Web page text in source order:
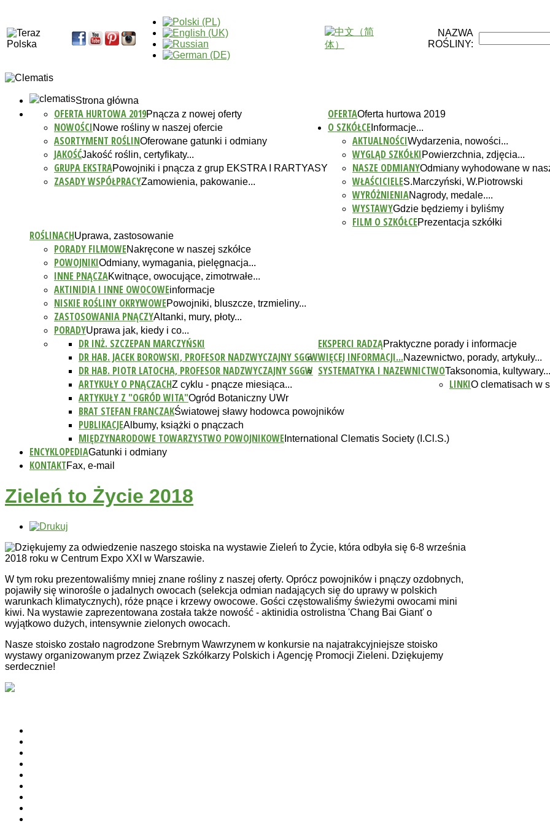
NAZWA
ROŚLINY:
Strona główna
OFERTAOferta hurtowa 2019
OFERTA HURTOWA 2019Pnącza z nowej oferty
NOWOŚCINowe rośliny w naszej ofercie
ASORTYMENT ROŚLINOferowane gatunki i odmiany
JAKOŚĆJakość roślin, certyfikaty...
GRUPA EKSTRAPowojniki i pnącza z grup EKSTRA I RARTYASY
ZASADY WSPÓŁPRACYZamowienia, pakowanie...
O SZKÓŁCE Informacje...
AKTUALNOŚCIWydarzenia, nowości...
WYGLĄD SZKÓŁKIPowierzchnia, zdjęcia...
NASZE ODMIANYOdmiany wyhodowane w
WŁAŚCICIELES.Marczyński, W.Piotrowski
WYRÓŻNIENIANagrody, medale....
WYSTAWYGdzie będziemy i byliśmy
FILM O SZKÓŁCEPrezentacja szkółki
ROŚLINACHUprawa, zastosowanie
PORADY FILMOWENakręcone w naszej szkółce
POWOJNIKIOdmiany, wymagania, pielęgnacja...
INNE PNĄCZAKwitnące, owocujące, zimotrwałe...
AKTINIDIA I INNE OWOCOWEinformacje
NISKIE ROŚLINY OKRYWOWEPowojniki, bluszcze, trzmieliny...
ZASTOSOWANIA PNĄCZYAltanki, mury, płoty...
PORADYUprawa jak, kiedy i co...
EKSPERCI RADZĄPraktyczne porady i informacje
DR INŻ. SZCZEPAN MARCZYŃSKI
DR HAB. JACEK BOROWSKI, PROFESOR NADZWYCZAJNY SGGW
DR HAB. PIOTR LATOCHA, PROFESOR NADZWYCZAJNY SGGW
WIĘCEJ INFORMACJI...Nazewnictwo, porady, artykuły...
ARTYKUŁY O PNĄCZACHZ cyklu - pnącze miesiąca...
ARTYKUŁY Z "OGRÓD WITA"Ogród Botaniczny UWr
BRAT STEFAN FRANCZAKŚwiatowej sławy hodowca powojników
PUBLIKACJEAlbumy, książki o pnączach
MIĘDZYNARODOWE TOWARZYSTWO POWOJNIKOWE International Clematis Society (I.Cl.S.)
SYSTEMATYKA I NAZEWNICTWOTaksonomia, kultywary...
LINKIO clematisach w
ENCYKLOPEDIAGatunki i odmiany
KONTAKTFax, e-mail
Zieleń to Życie 2018
Dziękujemy za odwiedzenie naszego stoiska na wystawie Zieleń to Życie, która odbyła się 6-8 września
2018 roku w Centrum Expo XXI w Warszawie.
W tym roku prezentowaliśmy mniej znane rośliny z naszej oferty. Oprócz powojników i pnączy ozdobnych,
pojawiły się winorośle o jadalnych owocach (selekcja odmian nadających się do uprawy w polskich
warunkach klimatycznych), róże pnące i krzewy owocowe. Gości częstowaliśmy świeżymi owocami mini
kiwi. Na wystawie zaprezentowana została także nowość - aktinidia ostrolistna 'Chang Bai Giant' o
wyjątkowo dużych, intensywnie zielonych owocach.
Nasze stoisko zostało nagrodzone Srebrnym Wawrzynem w konkursie na najatrakcyjniejsze stoisko
wystawy organizowanym przez Związek Szkółkarzy Polskich i Agencję Promocji Zieleni. Dziękujemy
serdecznie!